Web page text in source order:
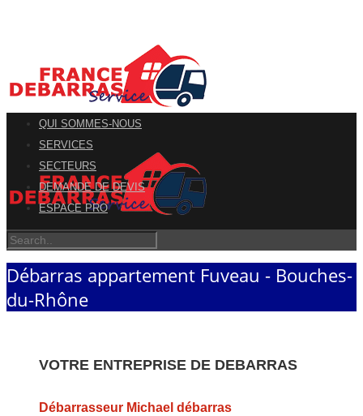
QUI SOMMES-NOUS
SERVICES
SECTEURS
DEMANDE DE DEVIS
ESPACE PRO
Débarras appartement Fuveau - Bouches-
du-Rhône
VOTRE ENTREPRISE DE DEBARRAS
Débarrasseur Michael débarras